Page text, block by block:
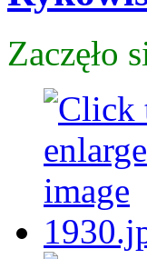
Zaczęło